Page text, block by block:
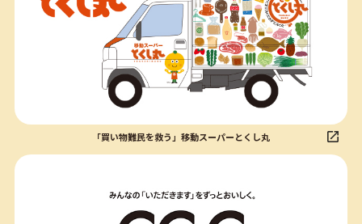
「買い物難民を救う」移動スーパーとくし丸